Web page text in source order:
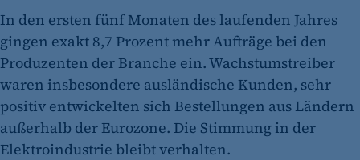
cookie_consent
Zweck:
Dieser Cookie speichert die ausgewählten
Einverständnis-Optionen des Benutzers
Cookie Laufzeit:
In den ersten fünf Monaten des laufenden Jahres
gingen exakt 8,7 Prozent mehr Aufträge bei den
Produzenten der Branche ein. Wachstumstreiber
waren insbesondere ausländische Kunden, sehr
positiv entwickelten sich Bestellungen aus Ländern
außerhalb der Eurozone. Die Stimmung in der
Elektroindustrie bleibt verhalten.